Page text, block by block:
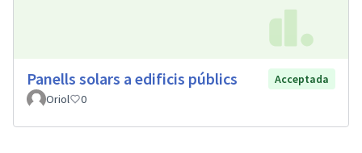
Panells solars a edificis públics
Acceptada
Oriol
0